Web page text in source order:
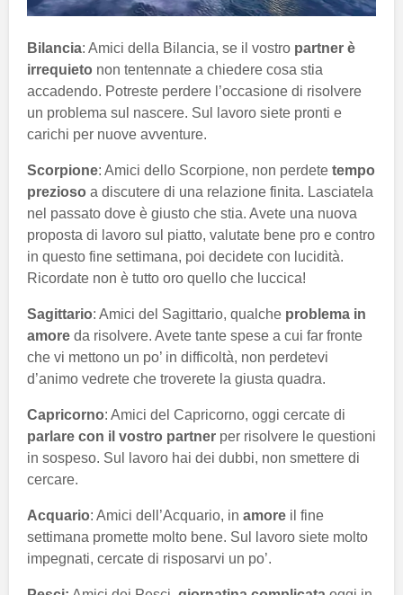
Bilancia: Amici della Bilancia, se il vostro partner è
irrequieto non tentennate a chiedere cosa stia
accadendo. Potreste perdere l’occasione di risolvere
un problema sul nascere. Sul lavoro siete pronti e
carichi per nuove avventure.
Scorpione: Amici dello Scorpione, non perdete tempo
prezioso a discutere di una relazione finita. Lasciatela
nel passato dove è giusto che stia. Avete una nuova
proposta di lavoro sul piatto, valutate bene pro e contro
in questo fine settimana, poi decidete con lucidità.
Ricordate non è tutto oro quello che luccica!
Sagittario: Amici del Sagittario, qualche problema in
amore da risolvere. Avete tante spese a cui far fronte
che vi mettono un po’ in difficoltà, non perdetevi
d’animo vedrete che troverete la giusta quadra.
Capricorno: Amici del Capricorno, oggi cercate di
parlare con il vostro partner per risolvere le questioni
in sospeso. Sul lavoro hai dei dubbi, non smettere di
cercare.
Acquario: Amici dell’Acquario, in amore il fine
settimana promette molto bene. Sul lavoro siete molto
impegnati, cercate di risposarvi un po’.